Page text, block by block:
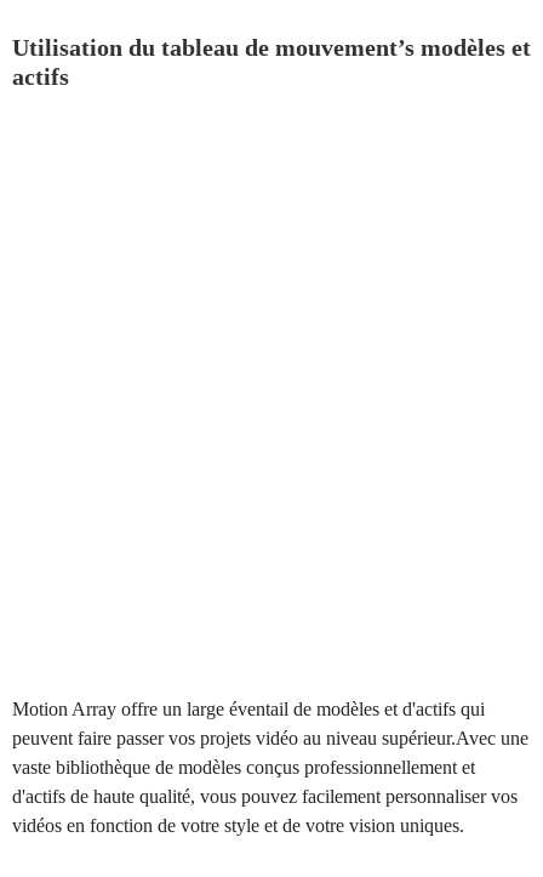
Utilisation du tableau de mouvement’s modèles et
actifs
Motion Array offre un large éventail de modèles et d'actifs qui
peuvent faire passer vos projets vidéo au niveau supérieur.Avec une
vaste bibliothèque de modèles conçus professionnellement et
d'actifs de haute qualité, vous pouvez facilement personnaliser vos
vidéos en fonction de votre style et de votre vision uniques.